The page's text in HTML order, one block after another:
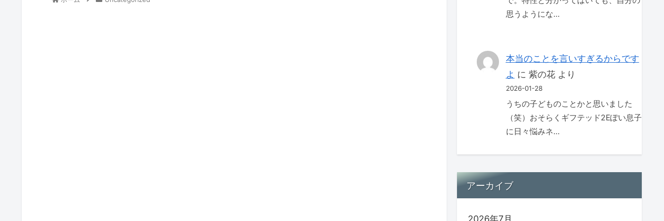
思うようにな…
本当のことを言いすぎるからです
よ に 紫の花より
2026-01-28
うちの子どものことかと思いました
（笑）おそらくギフテッド2Eぽい息子
に日々悩みネ…
アーカイブ
2026年7月